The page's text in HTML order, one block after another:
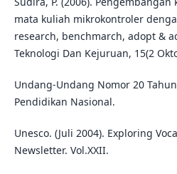
mata kuliah mikrokontroler
research, benchmarch, adopt &
Teknologi Dan Kejuruan, 15(2
Undang-Undang Nomor 20
Pendidikan Nasional.
Unesco. (Juli 2004). Exploring
Newsletter. Vol.XXII.